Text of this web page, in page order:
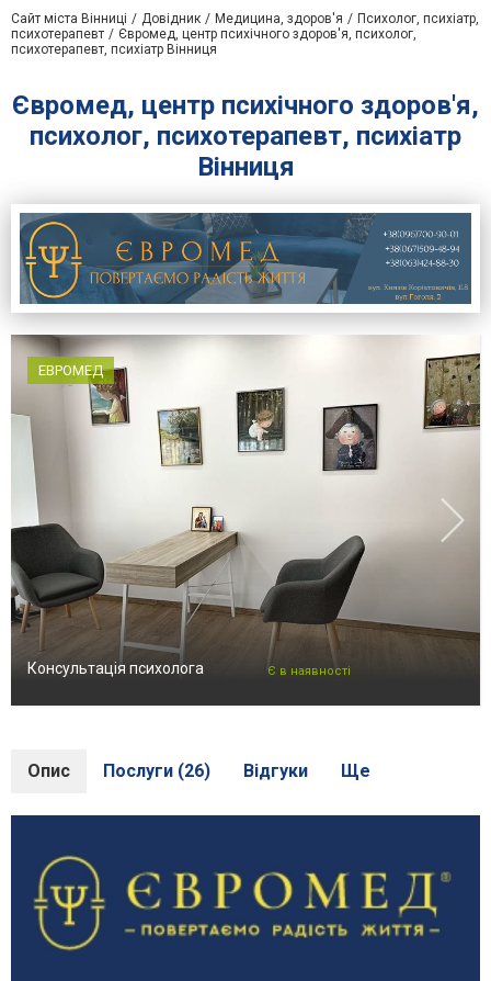
Сайт міста Вінниці Довідник Медицина, здоров'я
Психолог, психіатр,
психотерапевт
Євромед, центр психічного здоров'я, психолог,
психотерапевт, психіатр Вінниця
Євромед, центр психічного здоров'я,
психолог, психотерапевт, психіатр
Вінниця
ЕВРОМЕД
Консультація психолога Є в наявності
Опис Послуги (26) Відгуки Ще